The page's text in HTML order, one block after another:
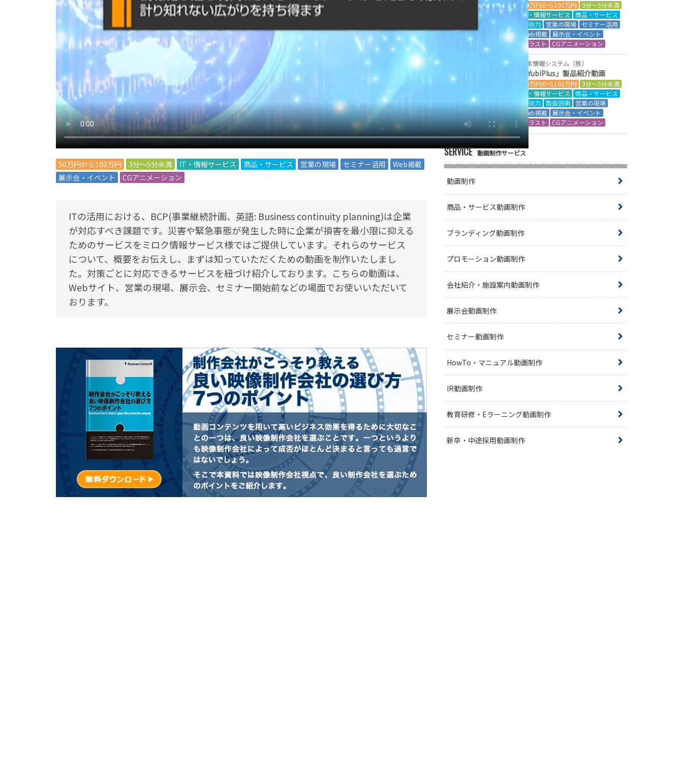
50万円から100万円 3分～5分未満 IT・情報サービス 商品・サービス 営業の現場 セミナー活用
Web掲載
展示会・イベント
CGアニメーション
ITの活用における、BCP(事業継続計画、英語: Business continuity planning)は企業
が対応すべき課題です。災害や緊急事態が発生した時に企業が損害を最小限に抑える
ためのサービスをミロク情報サービス様ではご提供しています。それらのサービス
について、概要をお伝えし、まずは知っていただくための動画を制作いたしまし
た。対策ごとに対応できるサービスを紐づけ紹介しております。こちらの動画は、
Webサイト、営業の現場、展示会、セミナー開始前などの場面でお使いいただいて
おります。
50万円から100万円
3分～5分未満
IT・情報サービス
商品・サービス
技術力
営業の現場
セミナー活用
Web掲載
展示会・イベント
イラスト
CGアニメーション
日本情報システム（株）
「YubiPlus」製品紹介動画
50万円から100万円
3分～5分未満
IT・情報サービス
商品・サービス
技術力 取扱説明
営業の現場
Web掲載
展示会・イベント
イラスト
CGアニメーション
SERVICE 動画制作サービス
動画制作
商品・サービス動画制作
ブランディング動画制作
プロモーション動画制作
会社紹介・施設案内動画制作
展示会動画制作
セミナー動画制作
HowTo・マニュアル動画制作
IR動画制作
教育研修・Eラーニング動画制作
新卒・中途採用動画制作